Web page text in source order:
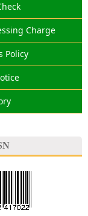
Charge
Policy